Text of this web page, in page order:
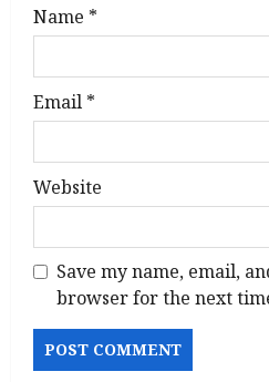
Name *
Email *
Website
Save my name, email,
browser for the next